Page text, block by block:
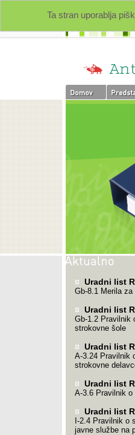
Ta stran uporablja
Uradni list
Gb-8.1 Merila
Uradni list
Gb-1.2 Pravilnik
strokovne šole
Uradni list
A-3.24 Pravilnik
strokovne
Uradni list
A-3.6 Pravilnik
Uradni list
I-2.4 Pravilnik o
javne službe na